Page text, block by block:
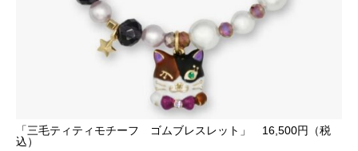
「三毛ティティモチーフ ゴムブレスレット」 16,500円（税
込）